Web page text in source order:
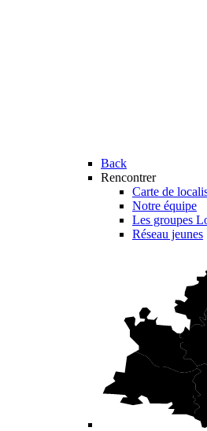
Back
Rencontrer
Carte de
Notre équipe
Les groupes
Réseau jeunes